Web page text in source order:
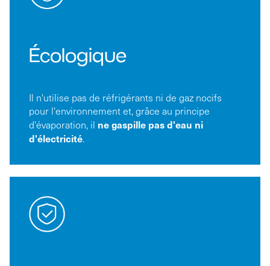
Écologique
Il n'utilise pas de réfrigérants ni de gaz nocifs
pour l'environnement et, grâce au principe
d'évaporation, il ne gaspille pas d'eau ni
d'électricité.